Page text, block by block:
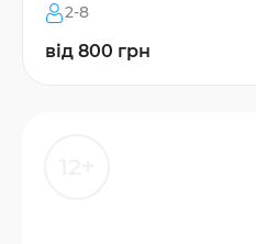
2-8
від 800 грн